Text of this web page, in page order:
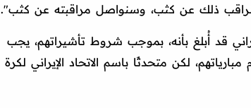
ذلك عن كثب، وسنواصل مراقبته عن كثب".
قد أُبلغ بأنه، بموجب شروط تأشيراتهم، يجب
لكن متحدثًا باسم الاتحاد الإيراني لكرة